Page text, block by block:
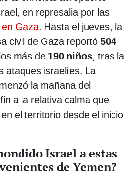
en represalia por las
Gaza. Hasta el jueves, la
civil de Gaza reportó 504
más de 190 niños, tras la
ataques israelíes. La
la mañana del
a la relativa calma que
el territorio desde el inicio
Israel a estas
de Yemen?